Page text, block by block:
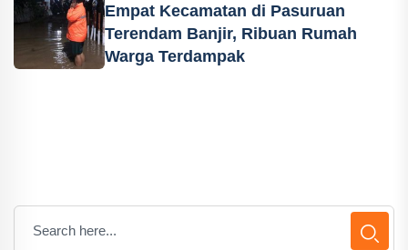
Empat Kecamatan di Pasuruan
Terendam Banjir, Ribuan Rumah
Warga Terdampak